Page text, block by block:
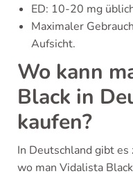
ED: 10-20 mg
Maximaler
Aufsicht.
Wo kann
Black in
kaufen?
In Deutschland gibt
wo man Vidalista